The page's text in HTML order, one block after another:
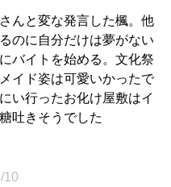
んと変な発言した楓。他
のに自分だけは夢がない
バイトを始める。文化祭
イド姿は可愛いかったで
い行ったお化け屋敷はイ
吐きそうでした
10